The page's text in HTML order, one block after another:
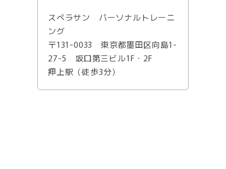
スぺラサン パーソナルトレーニ
ング
〒131-0033 東京都墨田区向島1-
27-5 坂口第三ビル1F・2F
押上駅（徒歩3分）